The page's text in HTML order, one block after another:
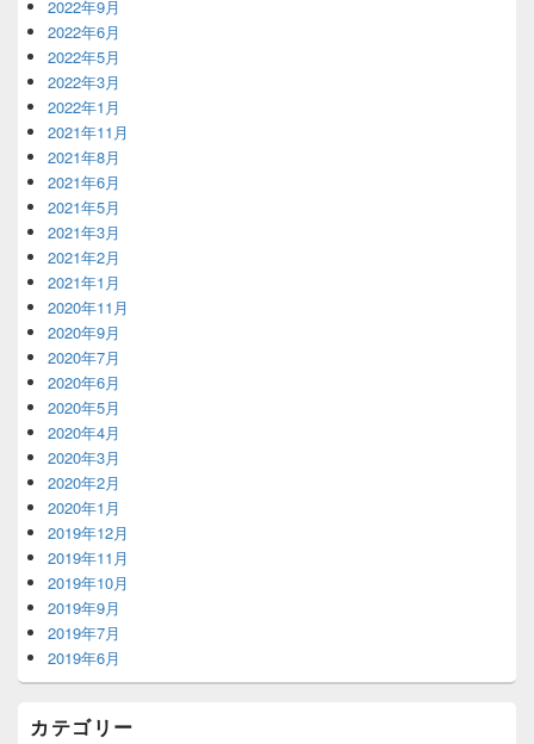
2022年9月
2022年6月
2022年5月
2022年3月
2022年1月
2021年11月
2021年8月
2021年6月
2021年5月
2021年3月
2021年2月
2021年1月
2020年11月
2020年9月
2020年7月
2020年6月
2020年5月
2020年4月
2020年3月
2020年2月
2020年1月
2019年12月
2019年11月
2019年10月
2019年9月
2019年7月
2019年6月
カテゴリー